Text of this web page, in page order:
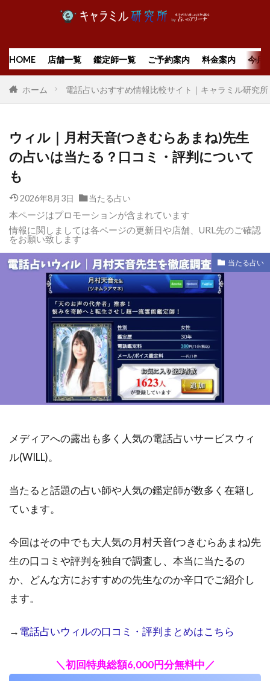
HOME 店舗一覧 鑑定師一覧 ご予約案内 料金案内 今月
ホーム 電話占いおすすめ情報比較サイト｜キャラミル研究所
ウィル｜月村天音(つきむらあまね)先生
の占いは当たる？口コミ・評判について
も
2026年8月3日 当たる占い
本ページはプロモーションが含まれています
情報に関しましては各ページの更新日や店舗、URL先のご確認
をお願い致します
当たる占い
メディアへの露出も多く人気の電話占いサービスウィ
ル(WILL)。
当たると話題の占い師や人気の鑑定師が数多く在籍し
ています。
今回はその中でも大人気の月村天音(つきむらあまね)先
生の口コミや評判を独自で調査し、本当に当たるの
か、どんな方におすすめの先生なのか辛口でご紹介し
ます。
→電話占いウィルの口コミ・評判まとめはこちら
＼初回特典総額6,000円分無料中／